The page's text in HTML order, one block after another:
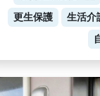
更生保護
生活介